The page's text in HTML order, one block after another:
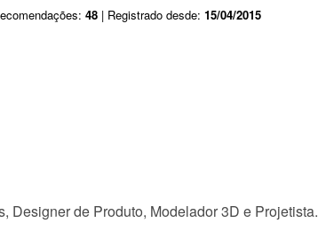
48 | Registrado desde: 15/04/2015
Designer de Produto, Modelador 3D e Projetista.